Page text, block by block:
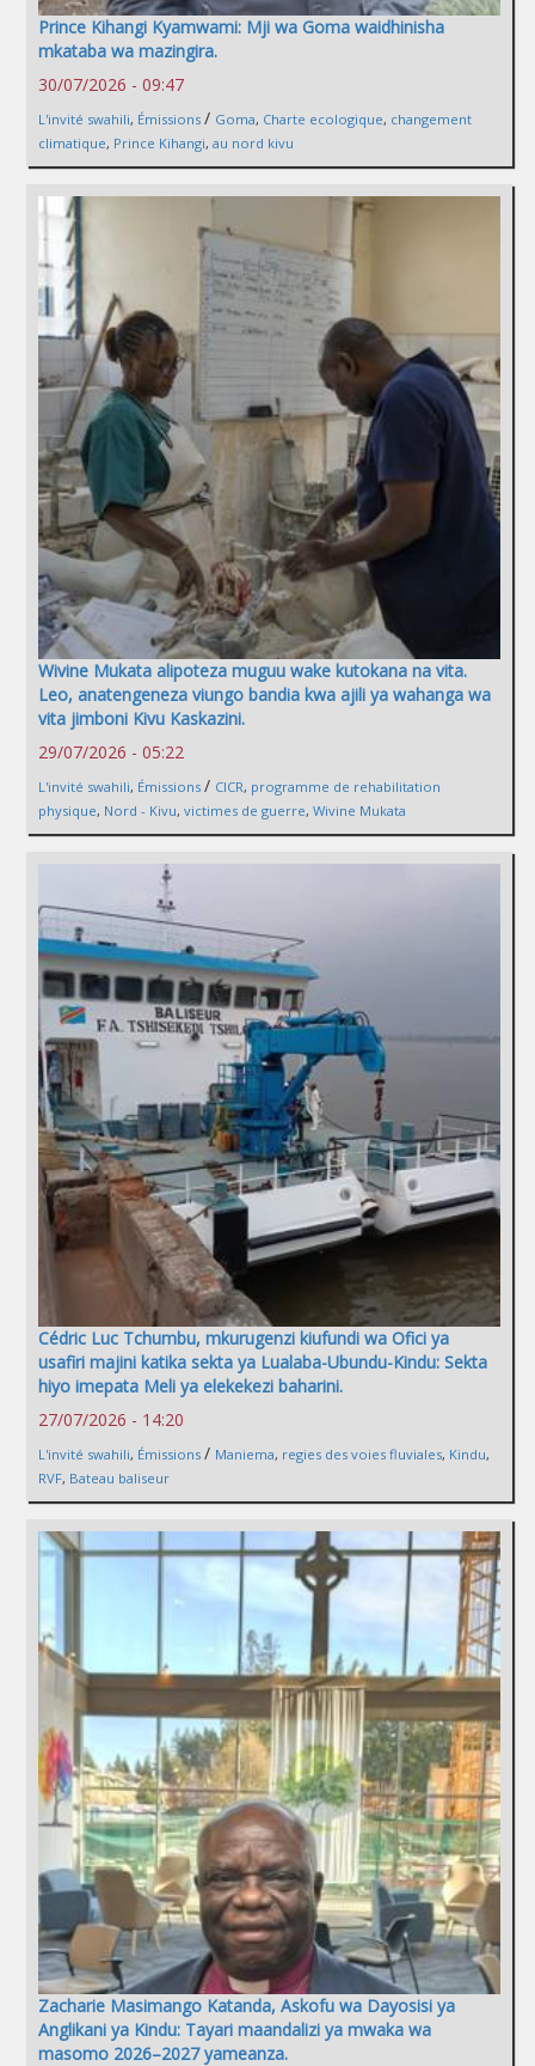
Prince Kihangi Kyamwami: Mji wa Goma waidhinisha
mkataba wa mazingira.
30/07/2026 - 09:47
L'invité swahili, Émissions / Goma, Charte ecologique, changement
climatique, Prince Kihangi, au nord kivu
Wivine Mukata alipoteza muguu wake kutokana na vita.
Leo, anatengeneza viungo bandia kwa ajili ya wahanga wa
vita jimboni Kivu Kaskazini.
29/07/2026 - 05:22
L'invité swahili, Émissions / CICR, programme de rehabilitation
physique, Nord - Kivu, victimes de guerre, Wivine Mukata
Cédric Luc Tchumbu, mkurugenzi kiufundi wa Ofici ya
usafiri majini katika sekta ya Lualaba-Ubundu-Kindu: Sekta
hiyo imepata Meli ya elekekezi baharini.
27/07/2026 - 14:20
L'invité swahili, Émissions / Maniema, regies des voies fluviales, Kindu,
RVF, Bateau baliseur
Zacharie Masimango Katanda, Askofu wa Dayosisi ya
Anglikani ya Kindu: Tayari maandalizi ya mwaka wa
masomo 2026–2027 yameanza.